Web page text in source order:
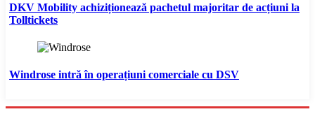
DKV Mobility achiziționează pachetul majoritar de acțiuni la
Tolltickets
Windrose intră în operațiuni comerciale cu DSV